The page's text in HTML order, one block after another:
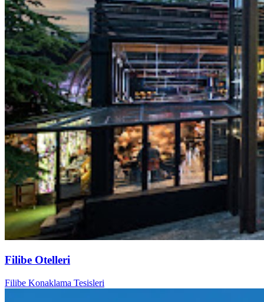
Filibe Otelleri
Filibe Konaklama Tesisleri